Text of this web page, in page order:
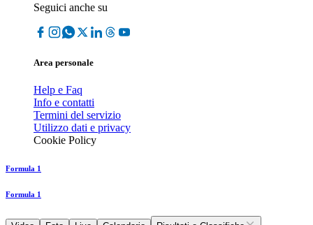
Seguici anche su
Area personale
Help e Faq
Info e contatti
Termini del servizio
Utilizzo dati e privacy
Cookie Policy
Formula 1
Formula 1